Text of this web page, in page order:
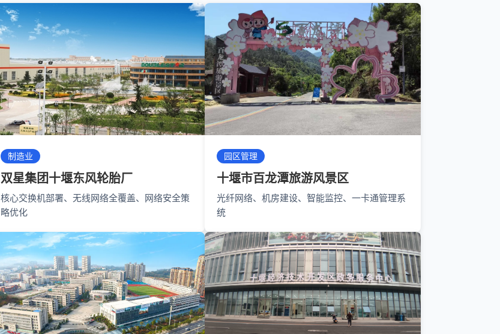
制造业
双星集团十堰东风轮胎厂
核心交换机部署、无线网络全覆盖、网络安全策
略优化
园区管理
十堰市百龙潭旅游风景区
光纤网络、机房建设、智能监控、一卡通管理系
统